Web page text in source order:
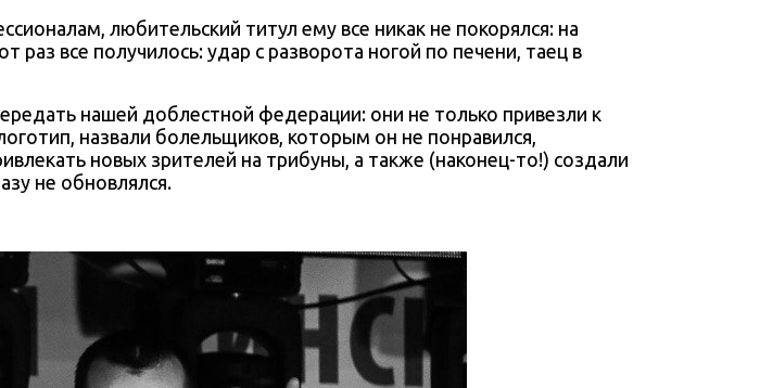
любительский титул ему все никак не покорялся: на
все получилось: удар с разворота ногой по печени, таец в
нашей доблестной федерации: они не только привезли к
назвали болельщиков, которым он не понравился,
новых зрителей на трибуны, а также (наконец-то!) создали
не обновлялся.